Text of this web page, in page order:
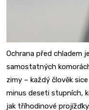
Ochrana před chladem
samostatných
zimy – každý člověk
minus deseti stupních,
jak tříhodinové